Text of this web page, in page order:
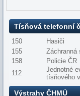
Tísňová telefonní
150
Hasiči
155
Záchranná
158
Policie ČR
112
Jednotné
tísňového
Výstrahy ČHMÚ